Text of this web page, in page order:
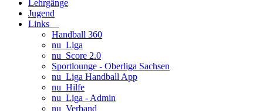
Lehrgänge
Jugend
Links
Handball 360
nu_Liga
nu_Score 2.0
Sportlounge - Oberliga Sachsen
nu_Liga Handball App
nu_Hilfe
nu_Liga - Admin
nu_Verband